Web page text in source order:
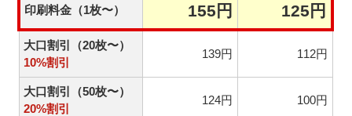
印刷料金（1枚〜） 155円 125円
大口割引（20枚〜）
10%割引
139円 112円
大口割引（50枚〜）
20%割引
124円 100円